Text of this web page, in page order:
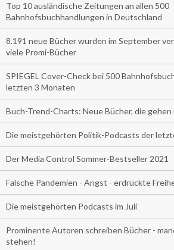
Top 10 ausländische Zeitungen an allen 500
Bahnhofsbuchhandlungen in Deutschland
8.191 neue Bücher wurden im September
viele Promi-Bücher
SPIEGEL Cover-Check bei 500
letzten 3 Monaten
Buch-Trend-Charts: Neue Bücher, die
Die meistgehörten Politik-Podcasts der
Der Media Control Sommer-Bestseller 2021
Falsche Pandemien - Angst - erdrückte
Die meistgehörten Podcasts im Juli
Prominente Autoren schreiben Bücher -
stehen!